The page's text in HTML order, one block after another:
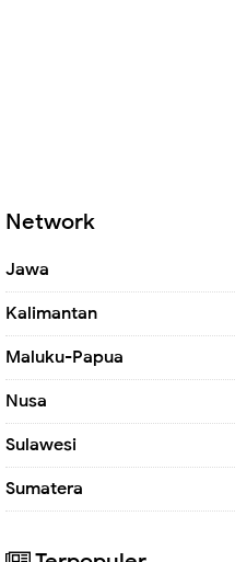
Network
Jawa
Kalimantan
Maluku-Papua
Nusa
Sulawesi
Sumatera